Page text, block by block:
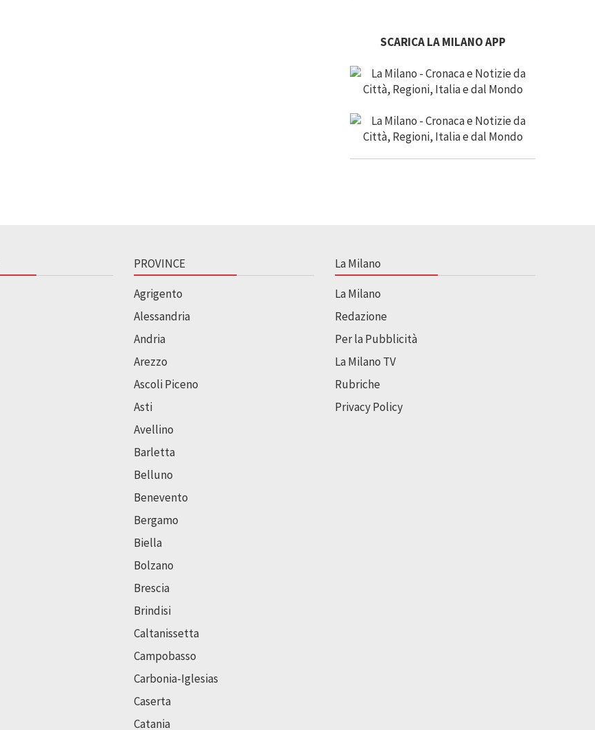
SCARICA LA MILANO APP
PROVINCE
Agrigento
Alessandria
Andria
Arezzo
Ascoli Piceno
Asti
Avellino
Barletta
Belluno
Benevento
Bergamo
Biella
Bolzano
Brescia
Brindisi
Caltanissetta
Campobasso
Carbonia-Iglesias
Caserta
Catania
La Milano
La Milano
Redazione
Per la Pubblicità
La Milano TV
Rubriche
Privacy Policy